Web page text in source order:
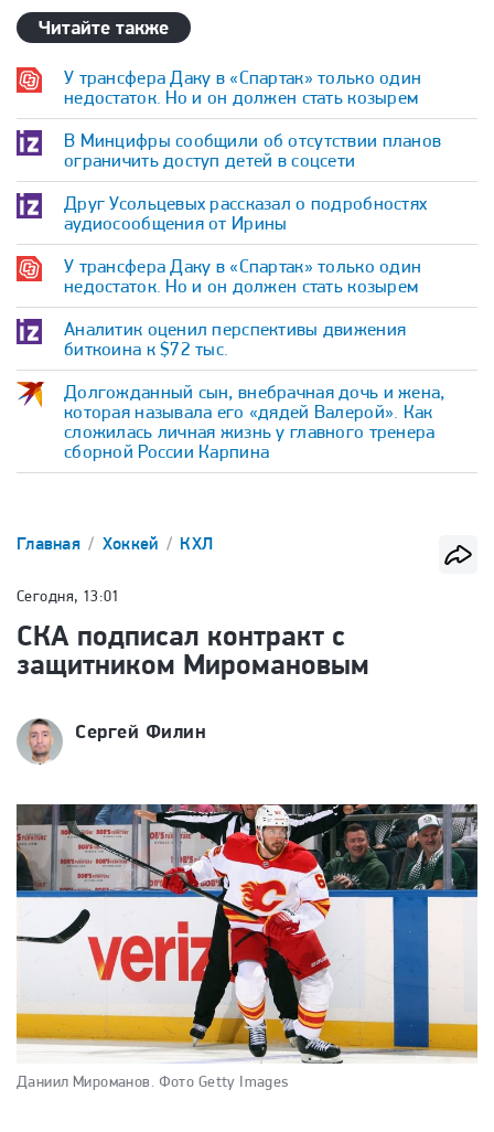
Читайте также
У трансфера Даку в «Спартак» только один
недостаток. Но и он должен стать козырем
В Минцифры сообщили об отсутствии планов
ограничить доступ детей в соцсети
Друг Усольцевых рассказал о подробностях
аудиосообщения от Ирины
У трансфера Даку в «Спартак» только один
недостаток. Но и он должен стать козырем
Аналитик оценил перспективы движения
биткоина к $72 тыс.
Долгожданный сын, внебрачная дочь и жена,
которая называла его «дядей Валерой». Как
сложилась личная жизнь у главного тренера
сборной России Карпина
Главная Хоккей КХЛ
Сегодня, 13:01
СКА подписал контракт с
защитником Миромановым
Сергей Филин
Даниил Мироманов. Фото Getty Images